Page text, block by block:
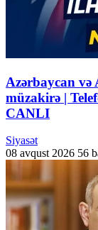
Azərbaycan və
müzakirə |
CANLI
Siyasət
08 avqust 2026 56